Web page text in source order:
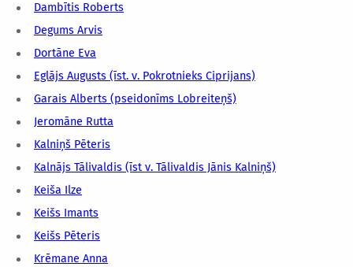
Dambītis Roberts
Degums Arvis
Dortāne Eva
Eglājs Augusts (īst. v. Pokrotnieks Ciprijans)
Garais Alberts (pseidonīms Lobreiteņš)
Jeromāne Rutta
Kalniņš Pēteris
Kalnājs Tālivaldis (īst v. Tālivaldis Jānis Kalniņš)
Keiša Ilze
Keišs Imants
Keišs Pēteris
Krēmane Anna